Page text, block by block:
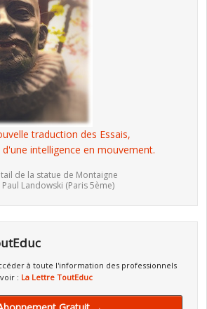
traduction des Essais,
intelligence en mouvement.
de la statue de Montaigne
Landowski (Paris 5ème)
à toute l'information des professionnels
: La Lettre ToutEduc